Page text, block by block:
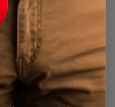
Hause geliefert zu werden.